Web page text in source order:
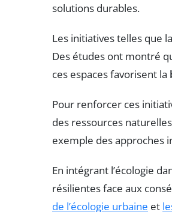
solutions durables.
Les initiatives telles que
Des études ont montré
ces espaces favorisent la
Pour renforcer ces
des ressources
exemple des approches
En intégrant l’écologie
résilientes face aux
de l’écologie urbaine et